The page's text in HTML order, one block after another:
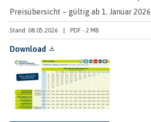
Preisübersicht – gültig ab 1. Januar 2026
Stand: 08.05.2026 PDF - 2 MB
Download